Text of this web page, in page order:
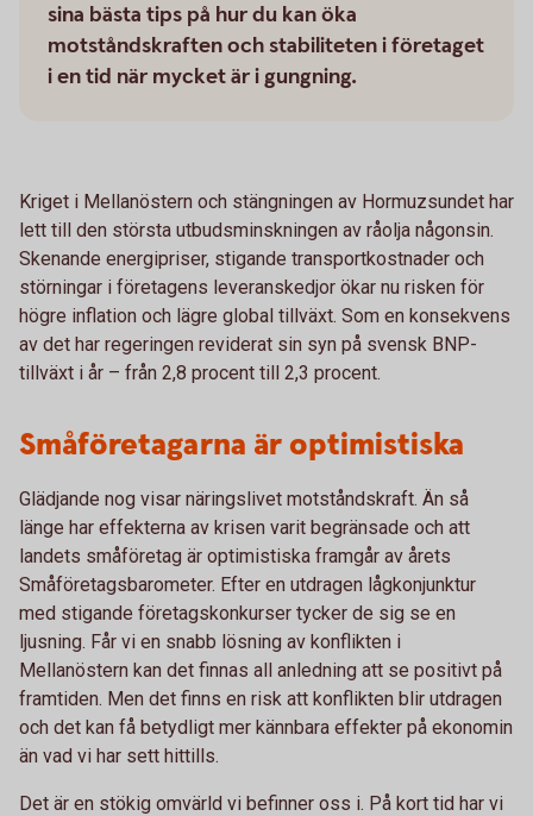
sina bästa tips på hur du kan öka
motståndskraften och stabiliteten i företaget
i en tid när mycket är i gungning.
Kriget i Mellanöstern och stängningen av Hormuzsundet har
lett till den största utbudsminskningen av råolja någonsin.
Skenande energipriser, stigande transportkostnader och
störningar i företagens leveranskedjor ökar nu risken för
högre inflation och lägre global tillväxt. Som en konsekvens
av det har regeringen reviderat sin syn på svensk BNP-
tillväxt i år – från 2,8 procent till 2,3 procent.
Småföretagarna är optimistiska
Glädjande nog visar näringslivet motståndskraft. Än så
länge har effekterna av krisen varit begränsade och att
landets småföretag är optimistiska framgår av årets
Småföretagsbarometer. Efter en utdragen lågkonjunktur
med stigande företagskonkurser tycker de sig se en
ljusning. Får vi en snabb lösning av konflikten i
Mellanöstern kan det finnas all anledning att se positivt på
framtiden. Men det finns en risk att konflikten blir utdragen
och det kan få betydligt mer kännbara effekter på ekonomin
än vad vi har sett hittills.
Det är en stökig omvärld vi befinner oss i. På kort tid har vi